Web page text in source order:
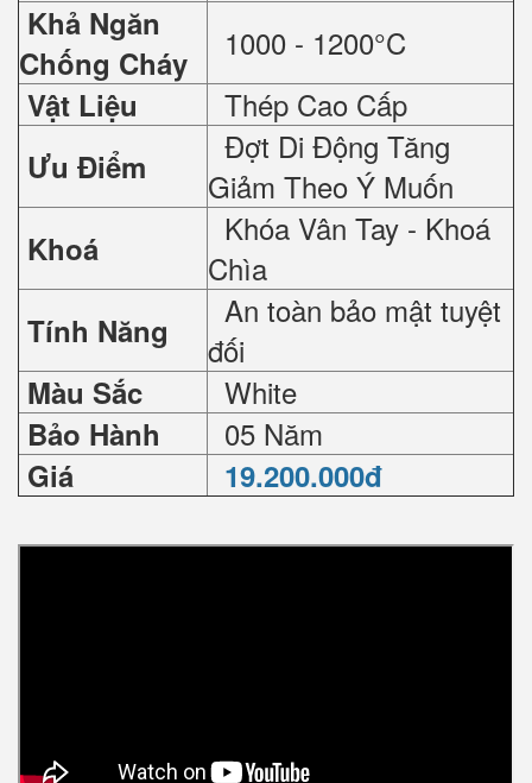
Khả Ngăn
Chống Cháy
1000 - 1200°C
Vật Liệu Thép Cao Cấp
Ưu Điểm
Đợt Di Động Tăng
Giảm Theo Ý Muốn
Khoá
Khóa Vân Tay - Khoá
Chìa
Tính Năng
An toàn bảo mật tuyệt
đối
Màu Sắc White
Bảo Hành 05 Năm
Giá 19.200.000đ